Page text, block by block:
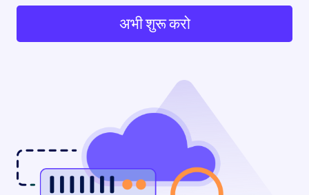
अभी शुरू करो